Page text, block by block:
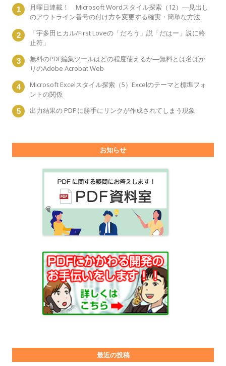
月曜日連載！ Microsoft Wordスタイル探索（12）―見出し
のアウトライン番号の付け方を変更する確実・簡単な方法
「宇多田ヒカル/First Loveの「だろう」説「だはー」説に終
止符」
無料のPDF編集ツールはどの程度使えるか―無料とは名ばか
りのAdobe Acrobat Web
Microsoft Excelスタイル探索（5）Excelのテーマと標準フォ
ントの関係
出力結果の PDF に勝手にリンクが作成されてしまう現象
お知らせ
最近の投稿